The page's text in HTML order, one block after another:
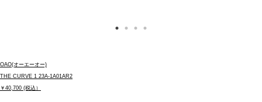
OAO(オーエーオー)
THE CURVE 1 23A-1A01AR2
￥40,700 (税込）